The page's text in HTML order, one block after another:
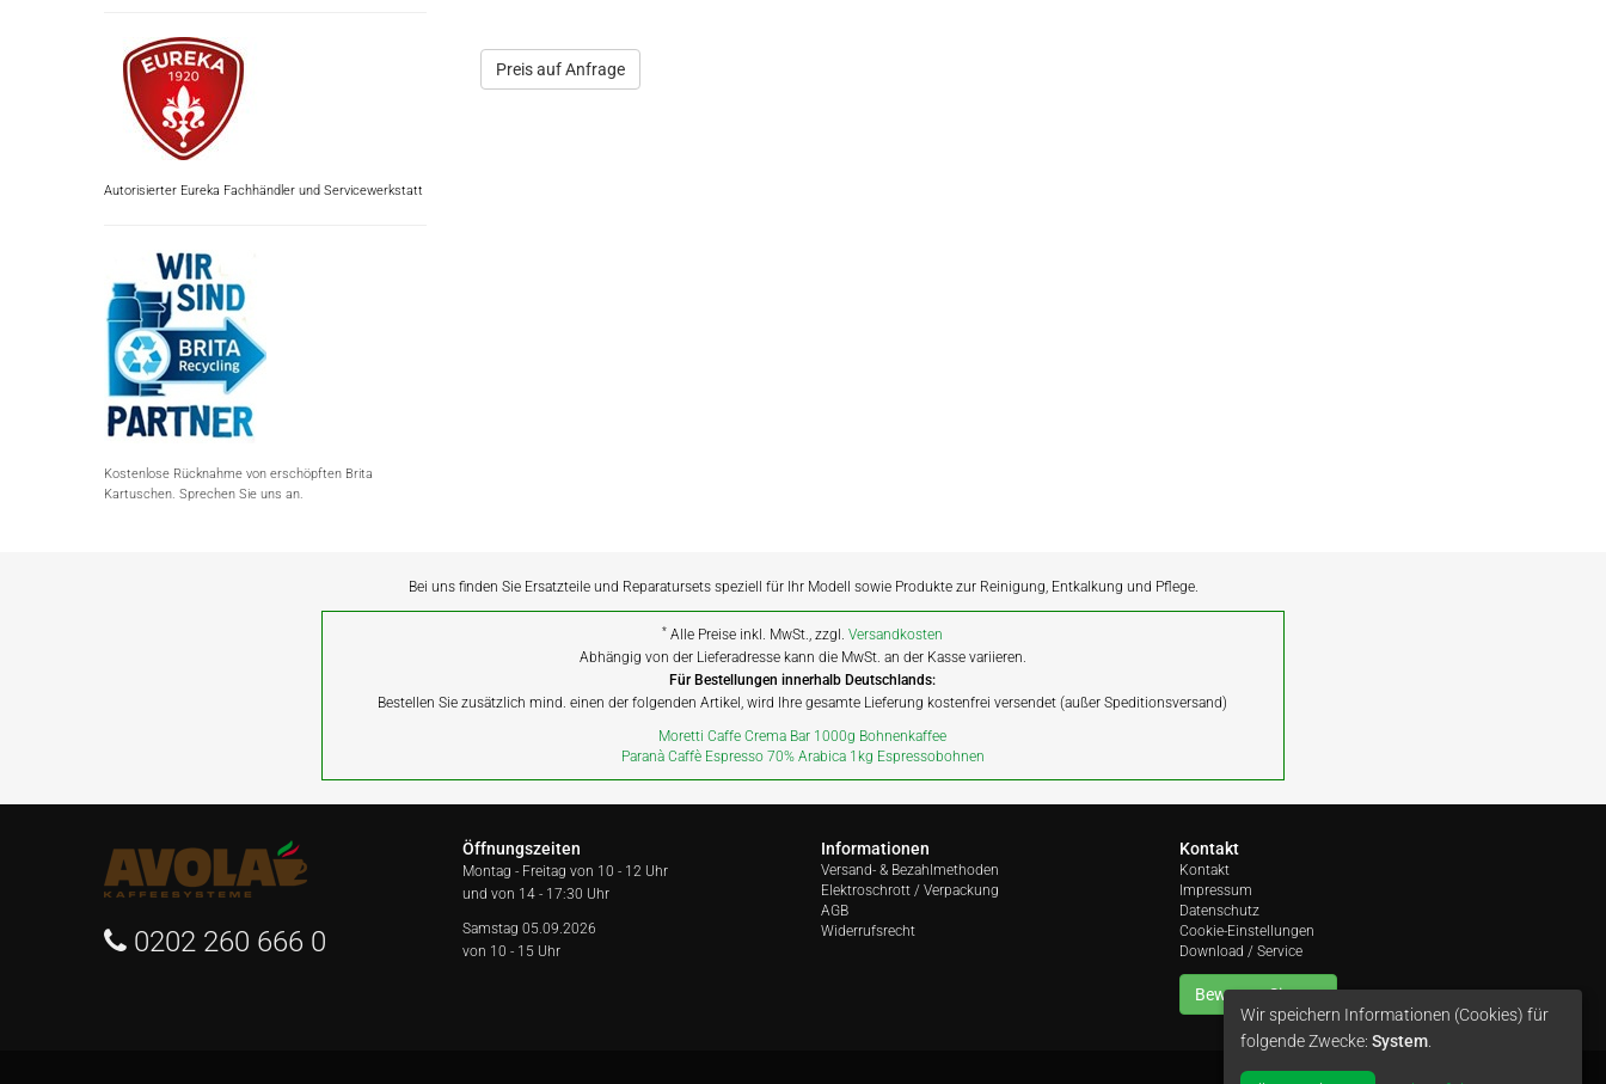
Autorisierter Eureka Fachhändler und Servicewerkstatt
Kostenlose Rücknahme von erschöpften Brita
Kartuschen. Sprechen Sie uns an.
Preis auf Anfrage
Bei uns finden Sie Ersatzteile und Reparatursets speziell für Ihr Modell sowie Produkte zur Reinigung, Entkalkung und Pflege.
* Alle Preise inkl. MwSt., zzgl.Versandkosten
Abhängig von der Lieferadresse kann die MwSt. an der Kasse variieren.
Für Bestellungen innerhalb Deutschlands:
Bestellen Sie zusätzlich mind. einen der folgenden Artikel, wird Ihre gesamte Lieferung kostenfrei versendet (außer Speditionsversand)
Moretti Caffe Crema Bar 1000g Bohnenkaffee
Paranà Caffè Espresso 70% Arabica 1kg Espressobohnen
0202 260 666 0
Öffnungszeiten
Montag - Freitag von 10 - 12 Uhr
und von 14 - 17:30 Uhr
Samstag 05.09.2026
von 10 - 15 Uhr
Informationen
Versand- & Bezahlmethoden
Elektroschrott / Verpackung
AGB
Widerrufsrecht
Kontakt
Kontakt
Impressum
Datenschutz
Cookie-Einstellungen
Download / Service
Bewerten Sie uns
Wir speichern Informationen (Cookies) für
folgende Zwecke: System